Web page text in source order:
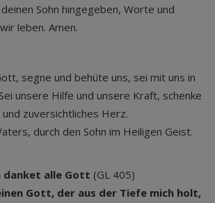
Sohn hingegeben, Worte und
leben. Amen.
segne und behüte uns, sei mit uns in
unsere Hilfe und unsere Kraft, schenke
zuversichtliches Herz.
durch den Sohn im Heiligen Geist.
danket alle Gott (GL 405)
Gott, der aus der Tiefe mich holt,